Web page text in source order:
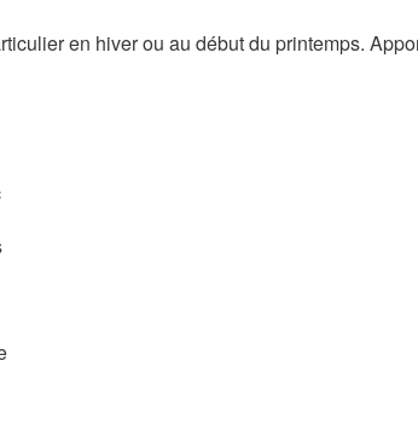
en hiver ou au début du printemps.